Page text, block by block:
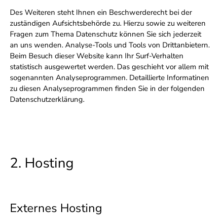
Des Weiteren steht Ihnen ein Beschwerderecht bei der
zuständigen Aufsichtsbehörde zu. Hierzu sowie zu weiteren
Fragen zum Thema Datenschutz können Sie sich jederzeit
an uns wenden. Analyse-Tools und Tools von Drittanbietern.
Beim Besuch dieser Website kann Ihr Surf-Verhalten
statistisch ausgewertet werden. Das geschieht vor allem mit
sogenannten Analyseprogrammen. Detaillierte Informatinen
zu diesen Analyseprogrammen finden Sie in der folgenden
Datenschutzerklärung.
2. Hosting
Externes Hosting